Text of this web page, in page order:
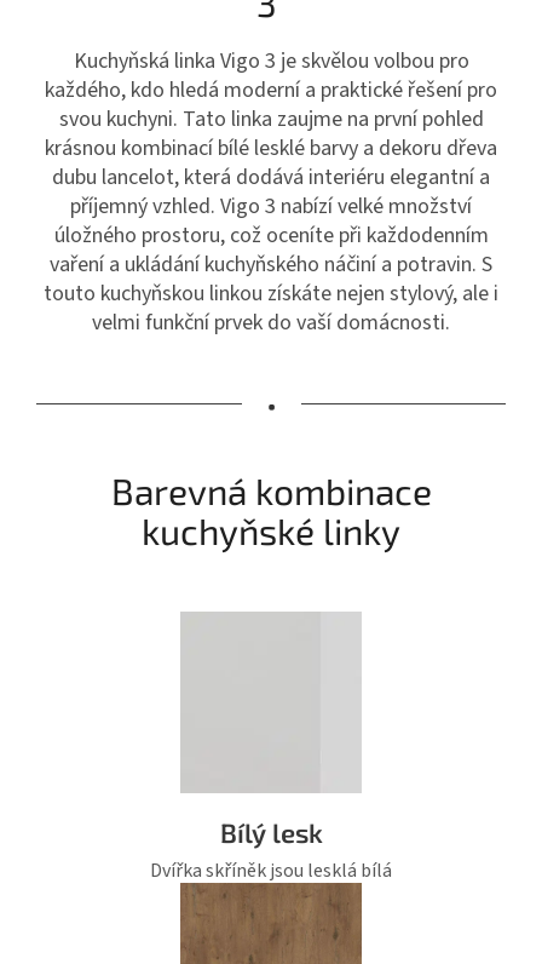
Kuchyňská linka Vigo 3 je skvělou volbou pro
každého, kdo hledá moderní a praktické řešení pro
svou kuchyni. Tato linka zaujme na první pohled
krásnou kombinací bílé lesklé barvy a dekoru dřeva
dubu lancelot, která dodává interiéru elegantní a
příjemný vzhled. Vigo 3 nabízí velké množství
úložného prostoru, což oceníte při každodenním
vaření a ukládání kuchyňského náčiní a potravin. S
touto kuchyňskou linkou získáte nejen stylový, ale i
velmi funkční prvek do vaší domácnosti.
•
Barevná kombinace
kuchyňské linky
Bílý lesk
Dvířka skříněk jsou lesklá bílá